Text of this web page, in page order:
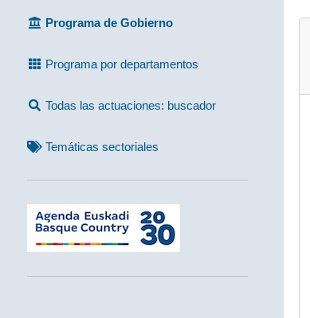
Programa de Gobierno
Programa por departamentos
Todas las actuaciones: buscador
Temáticas sectoriales